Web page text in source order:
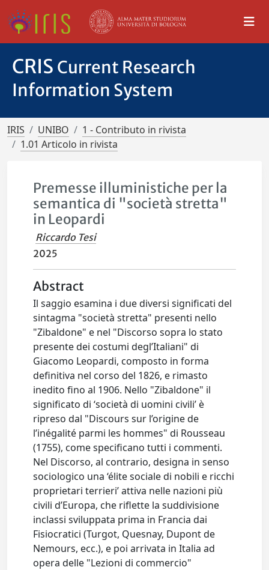
CRIS Current Research
Information System
IRIS UNIBO
1 - Contributo in rivista
1.01 Articolo in rivista
Premesse illuministiche per la
semantica di "società stretta"
in Leopardi
Riccardo Tesi
2025
Abstract
Il saggio esamina i due diversi significati del
sintagma "società stretta" presenti nello
"Zibaldone" e nel "Discorso sopra lo stato
presente dei costumi degl’Italiani" di
Giacomo Leopardi, composto in forma
definitiva nel corso del 1826, e rimasto
inedito fino al 1906. Nello "Zibaldone" il
significato di ‘società di uomini civili’ è
ripreso dal "Discours sur l’origine de
l’inégalité parmi les hommes" di Rousseau
(1755), come specificano tutti i commenti.
Nel Discorso, al contrario, designa in senso
sociologico una ‘élite sociale di nobili e ricchi
proprietari terrieri’ attiva nelle nazioni più
civili d’Europa, che riflette la suddivisione
inclassi sviluppata prima in Francia dai
Fisiocratici (Turgot, Quesnay, Dupont de
Nemours, ecc.), e poi arrivata in Italia ad
opera delle "Lezioni di commercio"